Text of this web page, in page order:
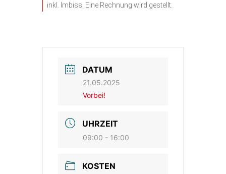
inkl. Imbiss. Eine Rechnung wird gestellt.
DATUM
21.05.2025
Vorbei!
UHRZEIT
09:00 - 16:00
KOSTEN